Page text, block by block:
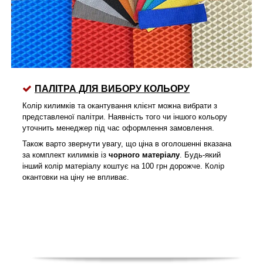
ПАЛІТРА ДЛЯ ВИБОРУ КОЛЬОРУ
Колір килимків та окантування клієнт можна вибрати з
представленої палітри. Наявність того чи іншого кольору
уточнить менеджер під час оформлення замовлення.
Також варто звернути увагу, що ціна в оголошенні вказана
за комплект килимків із чорного матеріалу. Будь-який
інший колір матеріалу коштує на 100 грн дорожче. Колір
окантовки на ціну не впливає.